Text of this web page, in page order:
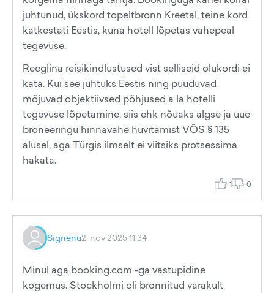
juhtunud, ükskord topeltbronn Kreetal, teine kord
katkestati Eestis, kuna hotell lõpetas vahepeal
tegevuse.
Reeglina reisikindlustused vist selliseid olukordi ei
kata. Kui see juhtuks Eestis ning puuduvad
mõjuvad objektiivsed põhjused a la hotelli
tegevuse lõpetamine, siis ehk nõuaks algse ja uue
broneeringu hinnavahe hüvitamist VÕS § 135
alusel, aga Türgis ilmselt ei viitsiks protsessima
hakata.
1 0
Signenu2. nov 2025 11:34
Minul aga booking.com -ga vastupidine
kogemus. Stockholmi oli bronnitud varakult